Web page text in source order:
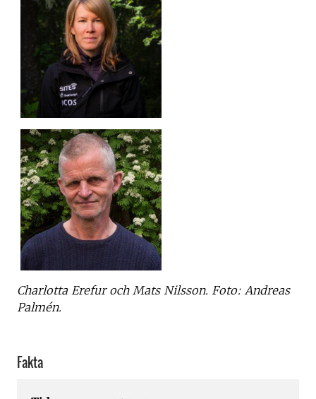
Charlotta Erefur och Mats Nilsson. Foto: Andreas
Palmén.
Fakta